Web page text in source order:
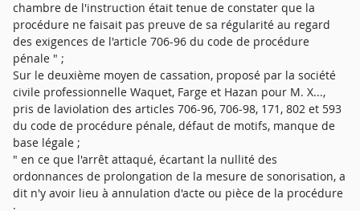
chambre de l'instruction était tenue de constater que la
procédure ne faisait pas preuve de sa régularité au regard
des exigences de l'article 706-96 du code de procédure
pénale " ;
Sur le deuxième moyen de cassation, proposé par la société
civile professionnelle Waquet, Farge et Hazan pour M. X...,
pris de laviolation des articles 706-96, 706-98, 171, 802 et 593
du code de procédure pénale, défaut de motifs, manque de
base légale ;
" en ce que l'arrêt attaqué, écartant la nullité des
ordonnances de prolongation de la mesure de sonorisation, a
dit n'y avoir lieu à annulation d'acte ou pièce de la procédure